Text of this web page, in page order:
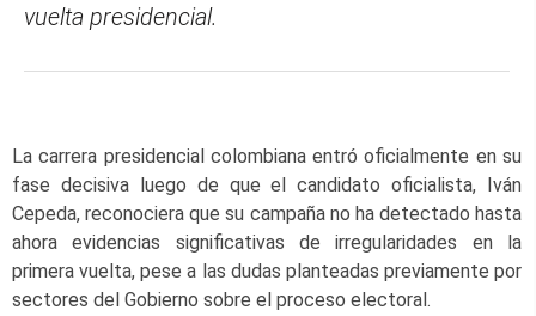
vuelta presidencial.
La carrera presidencial colombiana entró oficialmente en su
fase decisiva luego de que el candidato oficialista, Iván
Cepeda, reconociera que su campaña no ha detectado hasta
ahora evidencias significativas de irregularidades en la
primera vuelta, pese a las dudas planteadas previamente por
sectores del Gobierno sobre el proceso electoral.